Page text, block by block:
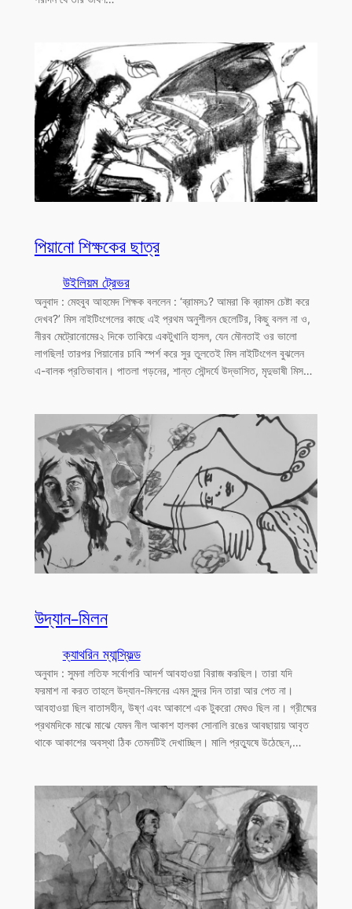
পিয়ানো শিক্ষকের ছাত্র
উইলিয়ম ট্রেভর
অনুবাদ : মেহবুব আহমেদ শিক্ষক বললেন : ‘ব্রামস১? আমরা কি ব্রামস চেষ্টা করে
দেখব?’ মিস নাইটিংগেলের কাছে এই প্রথম অনুশীলন ছেলেটির, কিছু বলল না ও,
নীরব মেট্রোনোমের২ দিকে তাকিয়ে একটুখানি হাসল, যেন মৌনতাই ওর ভালো
লাগছিল! তারপর পিয়ানোর চাবি স্পর্শ করে সুর তুলতেই মিস নাইটিংগেল বুঝলেন
এ-বালক প্রতিভাবান। পাতলা গড়নের, শান্ত সৌন্দর্যে উদ্ভাসিত, মৃদুভাষী মিস…
উদ্যান-মিলন
ক্যাথরিন ম্যান্স্ফিল্ড
অনুবাদ : সুমনা লতিফ সর্বোপরি আদর্শ আবহাওয়া বিরাজ করছিল। তারা যদি
ফরমাশ না করত তাহলে উদ্যান-মিলনের এমন সুন্দর দিন তারা আর পেত না।
আবহাওয়া ছিল বাতাসহীন, উষ্ণ এবং আকাশে এক টুকরো মেঘও ছিল না। গ্রীষ্মের
প্রথমদিকে মাঝে মাঝে যেমন নীল আকাশ হালকা সোনালি রঙের আবছায়ায় আবৃত
থাকে আকাশের অবস্থা ঠিক তেমনটিই দেখাচ্ছিল। মালি প্রত্যুষে উঠেছেন,…